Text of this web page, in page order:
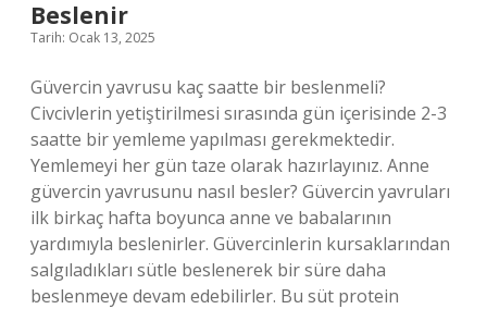
Beslenir
Tarih: Ocak 13, 2025
Güvercin yavrusu kaç saatte bir beslenmeli?
Civcivlerin yetiştirilmesi sırasında gün içerisinde 2-3
saatte bir yemleme yapılması gerekmektedir.
Yemlemeyi her gün taze olarak hazırlayınız. Anne
güvercin yavrusunu nasıl besler? Güvercin yavruları
ilk birkaç hafta boyunca anne ve babalarının
yardımıyla beslenirler. Güvercinlerin kursaklarından
salgıladıkları sütle beslenerek bir süre daha
beslenmeye devam edebilirler. Bu süt protein